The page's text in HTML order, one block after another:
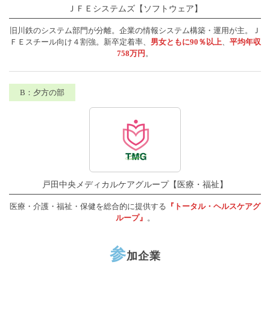
ＪＦＥシステムズ【ソフトウェア】
旧川鉄のシステム部門が分離。企業の情報システム構築・運用が主。Ｊ
ＦＥスチール向け４割強。新卒定着率、 男女ともに90％以上、 平均年収
758万円 。
戸田中央メディカルケアグループ【医療・福祉】
医療・介護・福祉・保健を総合的に提供する 『トータル・ヘルスケアグ
ループ』 。
参加企業